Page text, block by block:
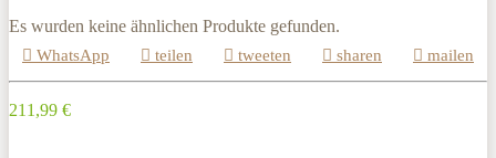
Es wurden keine ähnlichen Produkte gefunden.
WhatsApp teilen tweeten sharen mailen
211,99 €